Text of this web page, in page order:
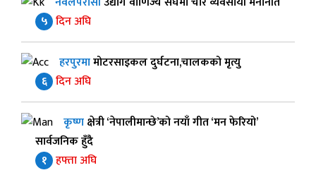
५ दिन अघि
हरपुरमामोटरसाइकल दुर्घटना,चालकको मृत्यु
६ दिन अघि
कृष्णक्षेत्री ‘नेपालीमान्छे’को नयाँ गीत ‘मन फेरियो’
सार्वजनिक हुँदै
१ हफ्ता अघि